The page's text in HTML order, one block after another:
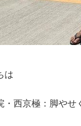
は
・西京極：脚やせ